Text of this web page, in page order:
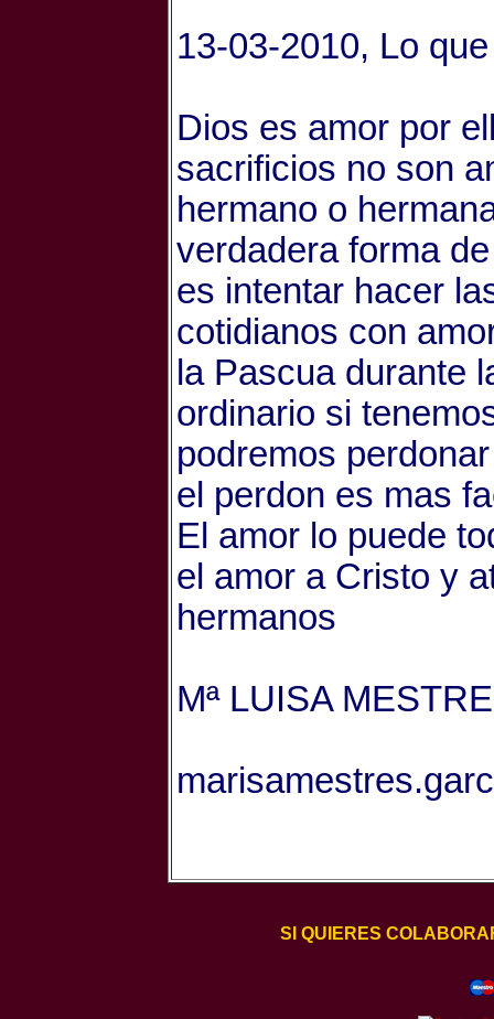
13-03-2010, Lo
Dios es amor por
sacrificios no son
hermano o
verdadera forma
es intentar hacer
cotidianos con
la Pascua durante
ordinario si
podremos
el perdon es mas
El amor lo puede
el amor a Cristo y
hermanos
Mª LUISA
SI QUIERES